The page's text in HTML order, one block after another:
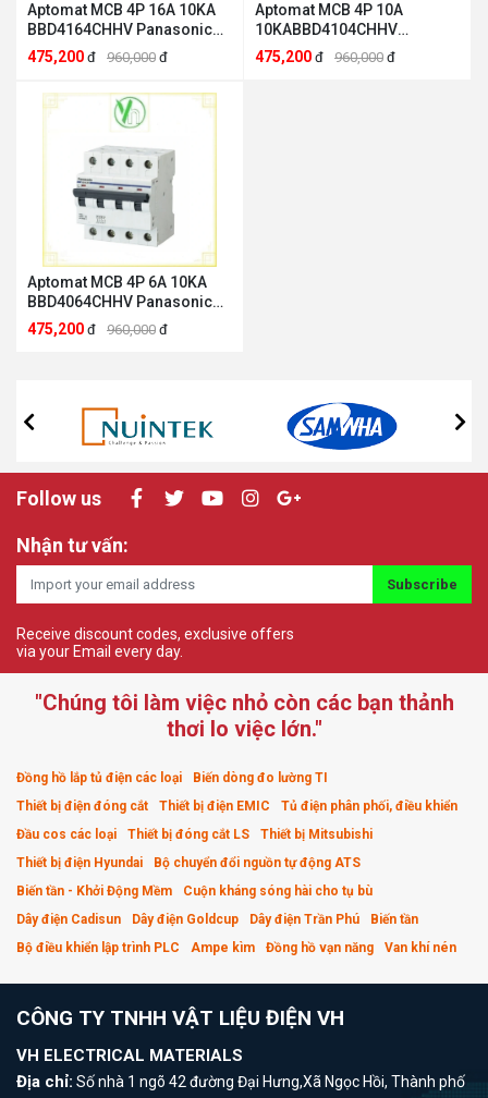
Aptomat MCB 4P 16A 10KA
BBD4164CHHV Panasonic
BBD4164CHHV
475,200 đ 960,000 đ
Aptomat MCB 4P 10A
10KABBD4104CHHV
Panasonic Panasonic
BBD4104CHHV
475,200 đ 960,000 đ
Aptomat MCB 4P 6A 10KA
BBD4064CHHV Panasonic
Panasonic BBD4064CHHV
475,200 đ 960,000 đ
Follow us
Nhận tư vấn:
Subscribe
Receive discount codes, exclusive offers
via your Email every day.
"Chúng tôi làm việc nhỏ còn các bạn thảnh
thơi lo việc lớn."
Đồng hồ lắp tủ điện các loại
Biến dòng đo lường TI
Thiết bị điện đóng cắt
Thiết bị điện EMIC
Tủ điện phân phối, điều khiển
Đầu cos các loại
Thiết bị đóng cắt LS
Thiết bị Mitsubishi
Thiết bị điện Hyundai
Bộ chuyển đổi nguồn tự động ATS
Biến tần - Khởi Động Mềm
Cuộn kháng sóng hài cho tụ bù
Dây điện Cadisun
Dây điện Goldcup Dây điện Trần Phú
Biến tần
Bộ điều khiển lập trình PLC
Ampe kìm Đồng hồ vạn năng Van khí nén
CÔNG TY TNHH VẬT LIỆU ĐIỆN VH
VH ELECTRICAL MATERIALS
Địa chỉ: Số nhà 1 ngõ 42 đường Đại Hưng,Xã Ngọc Hồi, Thành phố